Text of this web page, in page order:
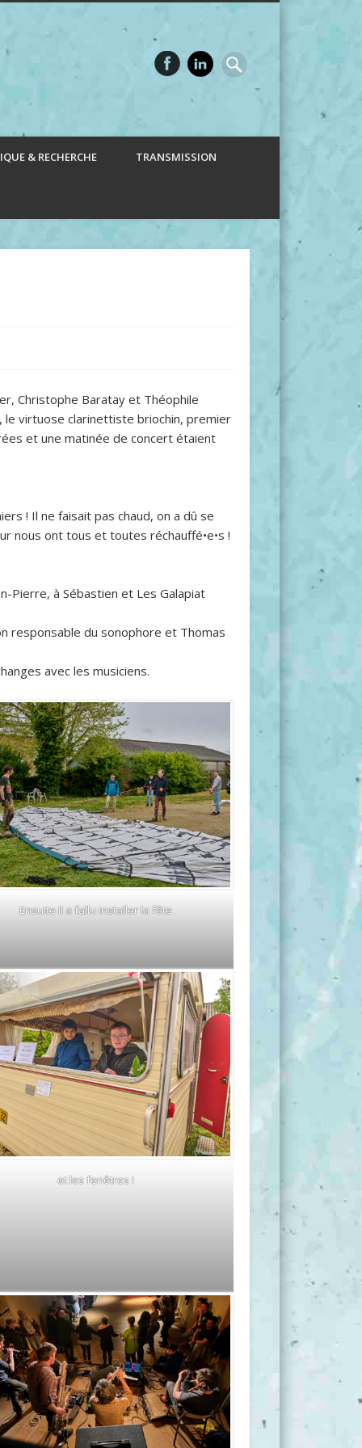
& RECHERCHE TRANSMISSION
Christophe Baratay et Théophile
le virtuose clarinettiste briochin, premier
et une matinée de concert étaient
! Il ne faisait pas chaud, on a dû se
nous ont tous et toutes réchauffé•e•s !
Pierre, à Sébastien et Les Galapiat
responsable du sonophore et Thomas
avec les musiciens.
Ensuite il a fallu installer la fête
et les fenêtres !